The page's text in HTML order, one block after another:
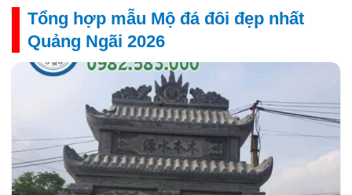
Tổng hợp mẫu Mộ đá đôi đẹp nhất
Quảng Ngãi 2026